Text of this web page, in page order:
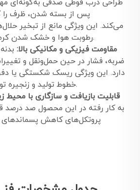
طراحی درب قوطی صدفی به‌گونه‌ای
پس از بسته شدن، ظرف را
رطوبت هوا و خشک شدن کرم‌ها و پودرها می‌گردد.
مقاومت فیزیکی و مکانیکی بالا:
ضربه، فشار در حین حمل‌ونقل و
دارد. این ویژگی ریسک شکستگی یا
خطوط تولید و زنجیره توزیع به صفر می‌رساند.
قابلیت بازیافت و سازگاری با محیط
به کار رفته در این محصول صد درصد
پروتکل‌های کاهش